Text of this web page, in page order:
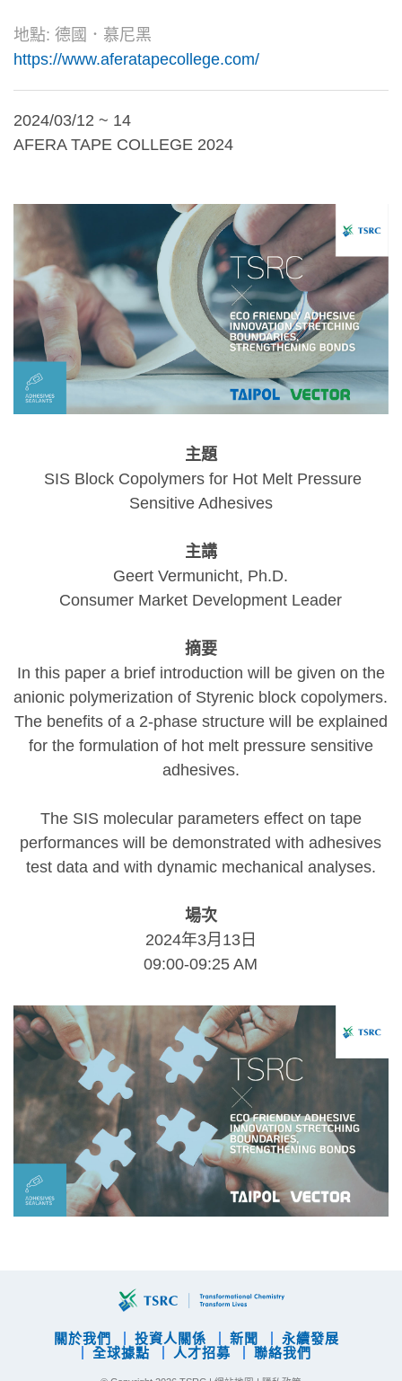
主題
SIS Block Copolymers for Hot Melt Pressure
Sensitive Adhesives
主講
Geert Vermunicht, Ph.D.
Consumer Market Development Leader
摘要
In this paper a brief introduction will be given on the
anionic polymerization of Styrenic block copolymers.
The benefits of a 2-phase structure will be explained
for the formulation of hot melt pressure sensitive
adhesives.
The SIS molecular parameters effect on tape
performances will be demonstrated with adhesives
test data and with dynamic mechanical analyses.
場次
2024年3月13日
09:00-09:25 AM
地點: 德國．慕尼黑
https://www.aferatapecollege.com/
2024/03/12 ~ 14
AFERA TAPE COLLEGE 2024
關於我們 投資人關係 新聞
永續發展
全球據點
人才招募 聯絡我們